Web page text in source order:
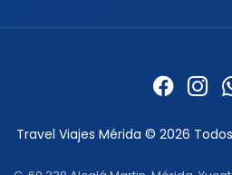
Politicas de cancelacion